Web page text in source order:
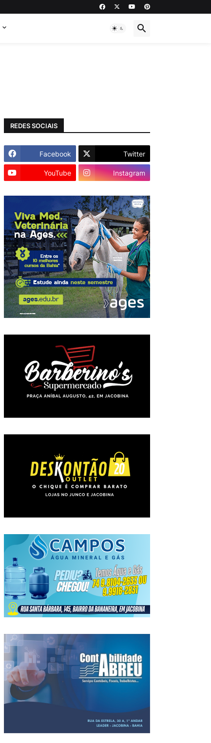
REDES SOCIAIS
Facebook Twitter
YouTube Instagram